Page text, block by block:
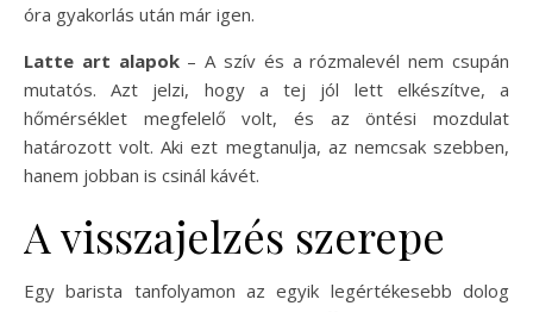
óra gyakorlás után már igen.
Latte art alapok– A szív és a rózmalevél nem csupán
mutatós. Azt jelzi, hogy a tej jól lett elkészítve, a
hőmérséklet megfelelő volt, és az öntési mozdulat
határozott volt. Aki ezt megtanulja, az nemcsak szebben,
hanem jobban is csinál kávét.
A visszajelzés szerepe
Egy barista tanfolyamon az egyik legértékesebb dolog